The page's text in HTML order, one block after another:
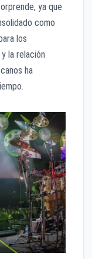
ya que
como
los
la relación
ha